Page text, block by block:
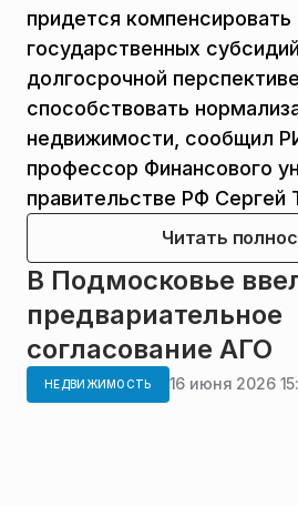
придется компенсировать
государственных
долгосрочной
способствовать
недвижимости, сообщил
профессор Финансового
правительстве РФ Сергей
Читать
В Подмосковье
предвариательное
согласование АГО
НЕДВИЖИМОСТЬ 16 июня 2026